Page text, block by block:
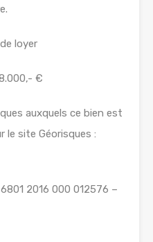
loyer
€
auxquels ce bien est
le site Géorisques :
2016 000 012576 –